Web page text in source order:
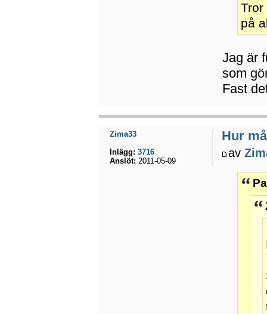
på
Jag är
som
Fast
Hur
av
Zima33
Inlägg: 3716
Anslöt: 2011-05-09